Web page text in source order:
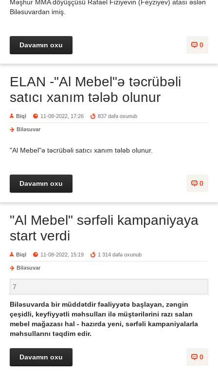
Məşhur MMA döyüşçüsü Rafael Fiziyevin (Feyziyev) atası əslən
Biləsuvardan imiş.
0
Davamın oxu
ELAN -"Al Mebel"ə təcrübəli
satıcı xanım tələb olunur
Biql 11-08-2022, 17:26 837 dəfə oxunub
Biləsuvar
"Al Mebel"ə təcrübəli satıcı xanım tələb olunur.
0
Davamın oxu
"Al Mebel" sərfəli kampaniyaya
start verdi
Biql 11-08-2022, 15:19 1 314 dəfə oxunub
Biləsuvar
7
Biləsuvarda bir müddətdir fəaliyyətə başlayan, zəngin
çeşidli, keyfiyyətli məhsulları ilə müştərilərini razı salan
mebel mağazası hal - hazırda yeni, sərfəli kampaniyalarla
məhsullarını təqdim edir.
0
Davamın oxu